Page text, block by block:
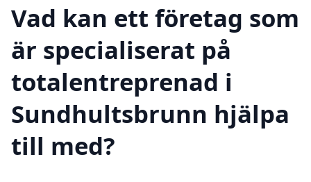
Vad kan ett företag som
är specialiserat på
totalentreprenad i
Sundhultsbrunn hjälpa
till med?